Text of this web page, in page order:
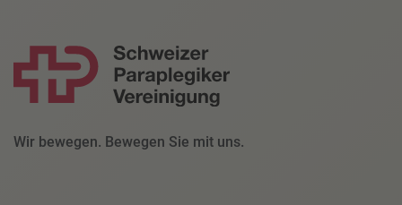
Wir bewegen. Bewegen Sie mit uns.